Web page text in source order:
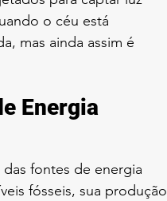
o céu está
mas ainda assim é
Energia
fontes de energia
fósseis, sua produção